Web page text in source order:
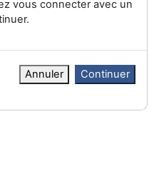
vous connecter avec un
Annuler Continuer